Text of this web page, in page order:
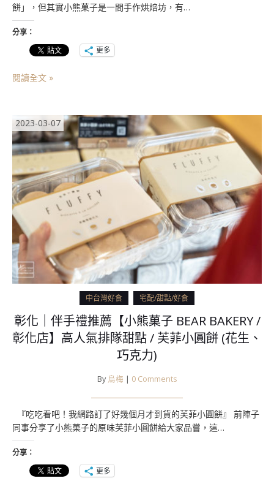
餅」，但其實小熊菓子是一間手作烘焙坊，有…
分享：
更多
閱讀全文 »
2023-03-07
中台灣好食 宅配/甜點/好食
彰化｜伴手禮推薦【小熊菓子 BEAR BAKERY /
彰化店】高人氣排隊甜點 / 芙菲小圓餅 (花生、
巧克力)
By 烏梅 | 0 Comments
『吃吃看吧！我網路訂了好幾個月才到貨的芙菲小圓餅』 前陣子
同事分享了小熊菓子的原味芙菲小圓餅給大家品嘗，這…
分享：
更多